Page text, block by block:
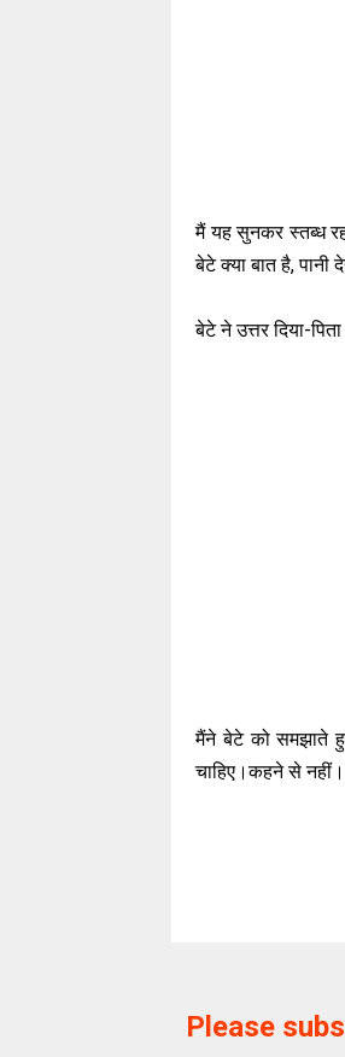
मैं यह सुनकर स्तब्ध
बेटे क्या बात है, पानी
बेटे ने उत्तर दिया-
मैंने बेटे को समझाते
चाहिए।कहने से नहीं।
Please